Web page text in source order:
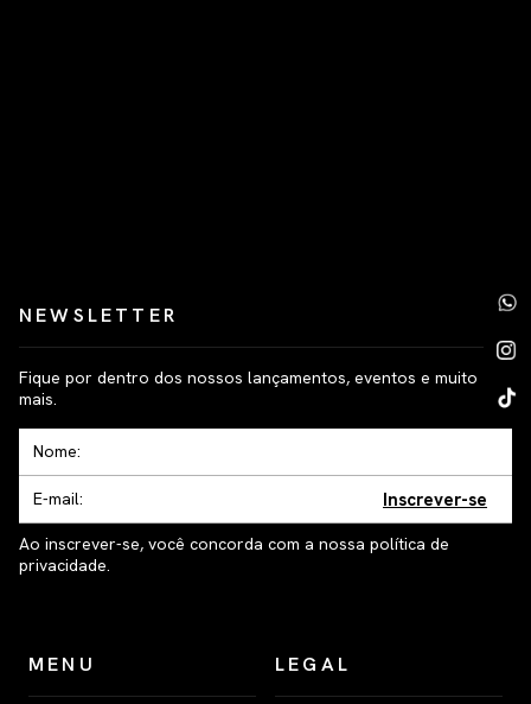
NEWSLETTER
Fique por dentro dos nossos lançamentos, eventos e muito
mais.
Inscrever-se
Ao inscrever-se, você concorda com a nossa política de
privacidade.
MENU LEGAL